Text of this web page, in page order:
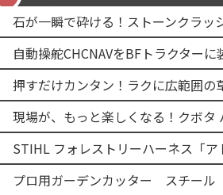
プロ用ガーデンカッター スチー